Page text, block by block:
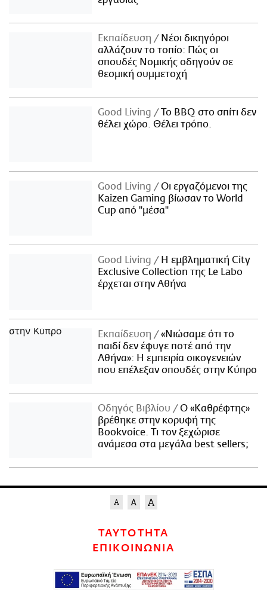
Εκπαίδευση
Νέοι δικηγόροι
αλλάζουν το τοπίο: Πώς οι
σπουδές Νομικής οδηγούν σε
θεσμική συμμετοχή
Good Living
Το BBQ στο σπίτι δεν
θέλει χώρο. Θέλει τρόπο.
Good Living
Οι εργαζόμενοι της
Kaizen Gaming βίωσαν το World
Cup από "μέσα"
Good Living
Η εμβληματική City
Exclusive Collection της Le Labo
έρχεται στην Αθήνα
Εκπαίδευση
«Νιώσαμε ότι το
παιδί δεν έφυγε ποτέ από την
Αθήνα»: Η εμπειρία οικογενειών
που επέλεξαν σπουδές στην Κύπρο
Οδηγός Βιβλίου
Ο «Καθρέφτης»
βρέθηκε στην κορυφή της
Bookvoice. Τι τον ξεχώρισε
ανάμεσα στα μεγάλα best sellers;
ΤΑΥΤΟΤΗΤΑ
ΕΠΙΚΟΙΝΩΝΙΑ